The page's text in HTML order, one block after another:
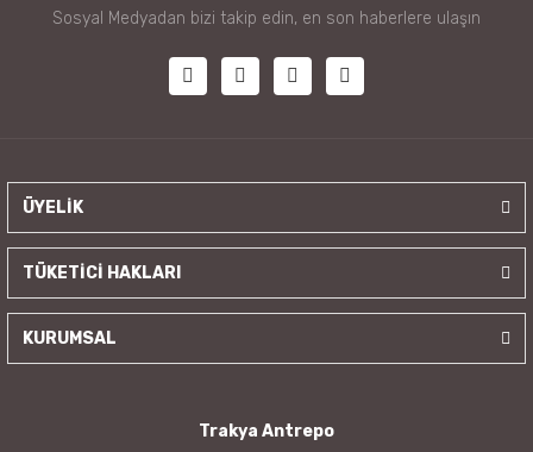
Sosyal Medyadan bizi takip edin, en son haberlere ulaşın
ÜYELİK
TÜKETİCİ HAKLARI
KURUMSAL
Trakya Antrepo